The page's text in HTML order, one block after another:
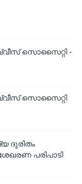
സൊസൈറ്റി -
സൊസൈറ്റി
ദുരിതം
പരിപാടി